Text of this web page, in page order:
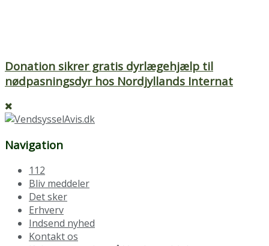
Donation sikrer gratis dyrlægehjælp til
nødpasningsdyr hos Nordjyllands Internat
Navigation
112
Bliv meddeler
Det sker
Erhverv
Indsend nyhed
Kontakt os